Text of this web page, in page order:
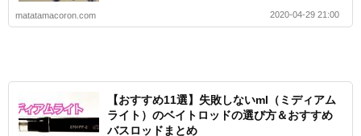
matatamacoron.com 2020-04-29 21:00
【おすすめ11選】失敗しないml（ミディアム
ライト）のベイトロッドの選び方＆おすすめ
バスロッドまとめ